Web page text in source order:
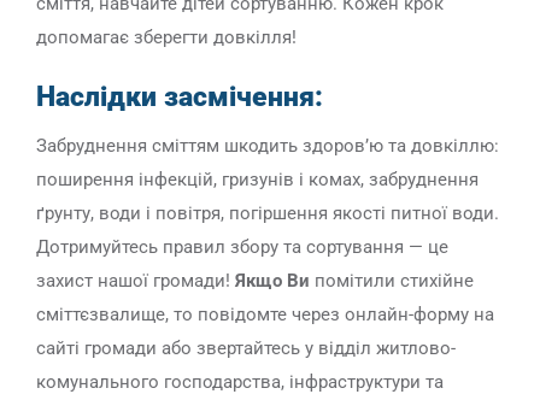
допомагає зберегти довкілля!
Наслідки засмічення:
Забруднення сміттям шкодить здоров’ю та довкіллю:
поширення інфекцій, гризунів і комах, забруднення
ґрунту, води і повітря, погіршення якості питної води.
Дотримуйтесь правил збору та сортування — це
захист нашої громади! Якщо Ви помітили стихійне
сміттєзвалище, то повідомте через онлайн-форму на
сайті громади або звертайтесь у відділ житлово-
комунального господарства, інфраструктури та